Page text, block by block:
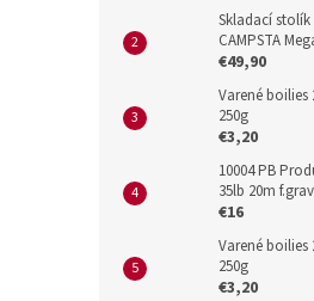
Skladací stolík
CAMPSTA
€49,90
Varené
250g
€3,20
10004 PB
35lb 20m
€16
Varené
250g
€3,20